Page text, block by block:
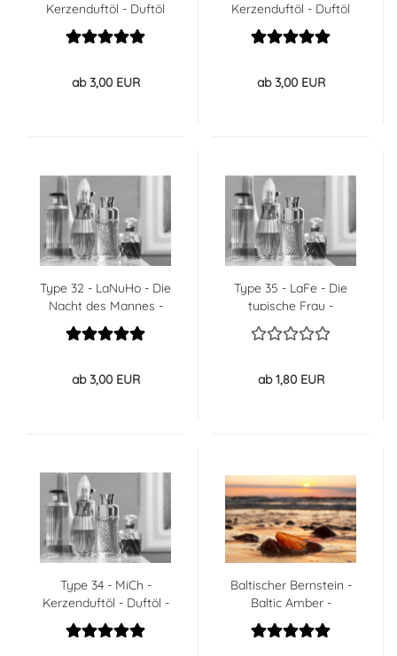
Kerzenduftöl - Duftöl
ab 3,00 EUR
Kerzenduftöl - Duftöl
ab 3,00 EUR
Type 32 - LaNuHo - Die
Nacht des Mannes -
Kerzenduftöl - Duftöl
ab 3,00 EUR
Type 35 - LaFe - Die
typische Frau -
Kerzenduftöl - Duftöl -
40% GÜNSTIGER
ab 1,80 EUR
Type 34 - MiCh -
Kerzenduftöl - Duftöl -
30% GÜNSTIGER
Baltischer Bernstein -
Baltic Amber -
Kerzenduftöl - Duftöl